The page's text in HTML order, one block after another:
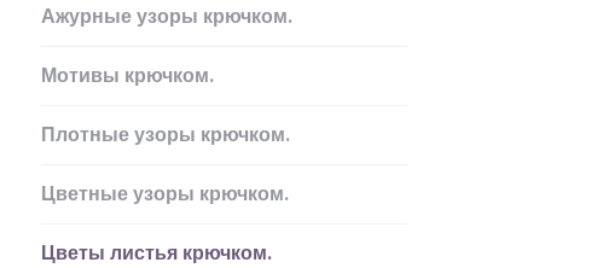
Ажурные узоры крючком.
Мотивы крючком.
Плотные узоры крючком.
Цветные узоры крючком.
Цветы листья крючком.